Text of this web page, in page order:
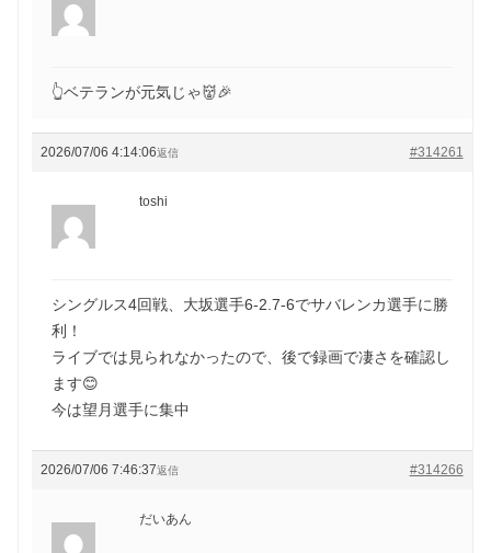
👆ベテランが元気じゃ👹🎉
2026/07/06 4:14:06 #314261
返信
toshi
シングルス4回戦、大坂選手6-2.7-6でサバレンカ選手に勝
利！
ライブでは見られなかったので、後で録画で凄さを確認し
ます😊
今は望月選手に集中
2026/07/06 7:46:37 #314266
返信
だいあん